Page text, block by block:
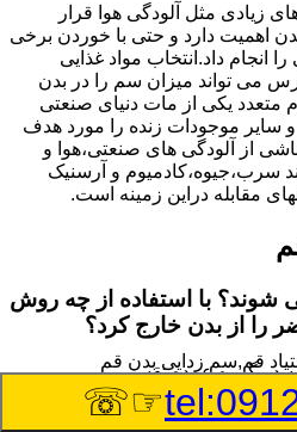
زیادی مثل آلودگی هوا قرار
اهمیت دارد و حتی با خوردن برخی
انجام داد.انتخاب مواد غذایی
می تواند میزان سم را در بدن
متعدد یکی از مات دنیای صنعتی
سایر موجودات زنده را مورد هدف
از آلودگی های صنعتی،هوا و
سرب،جیوه،کادمیوم و آرسنیک
مقابله دراین زمینه است.
شوند؟ با استفاده از چه روش
را از بدن خارج کرد؟
دو گروه عمده تقسیم می
مواد به جا مانده از سموم
ناشی از آلودگی هوا،انواع
قم,سم زدایی بدن قم
☞☏